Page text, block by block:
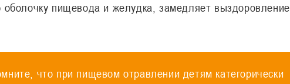
оболочку пищевода и желудка, замедляет выздоровление.
что при пищевом отравлении детям категорически